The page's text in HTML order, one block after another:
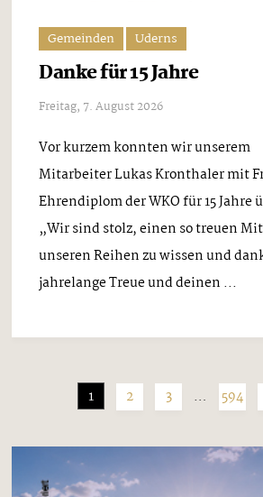
Gemeinden Uderns
Danke für 15 Jahre
Freitag, 7. August 2026
Vor kurzem konnten wir unserem
Mitarbeiter Lukas Kronthaler mit
Ehrendiplom der WKO für 15 Jahre
„Wir sind stolz, einen so treuen
unseren Reihen zu wissen und
jahrelange Treue und deinen ...
1 2 3 … 594